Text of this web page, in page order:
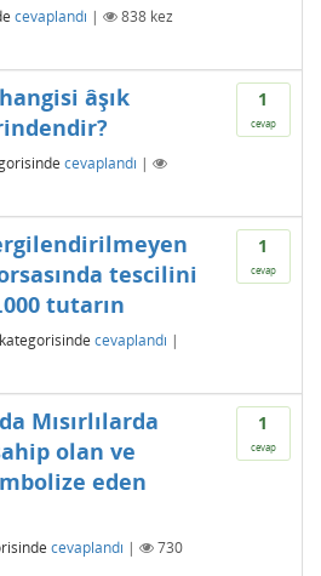
cevaplandı | 838 kez
1
cevap
âşık
cevaplandı |
1
cevap
tescilini
tutarın
kategorisinde cevaplandı |
1
cevap
Mısırlılarda
olan ve
eden
cevaplandı |
730